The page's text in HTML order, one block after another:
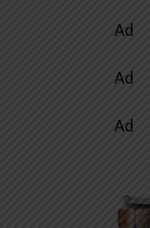
Ad
Ad
Ad